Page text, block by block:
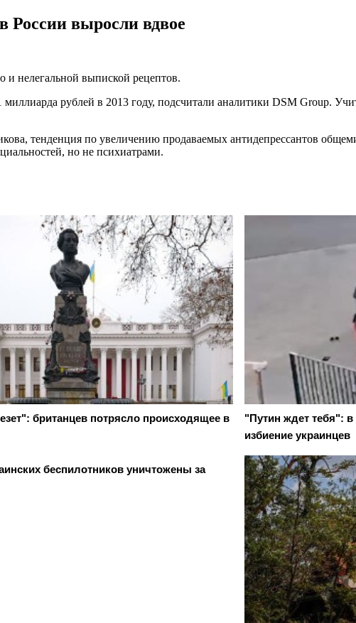
России выросли вдвое
нелегальной выпиской рецептов.
рублей в 2013 году, подсчитали аналитики DSM Group.
тенденция по увеличению продаваемых антидепрессантов
но не психиатрами.
британцев потрясло происходящее в
"Путин ждет тебя":
избиение украинцев
беспилотников уничтожены за